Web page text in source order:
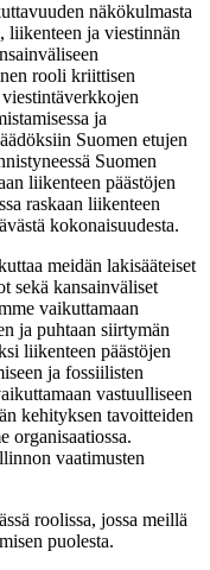
näkökulmasta
liikenteen ja viestinnän
rooli kriittisen
ja
Suomen etujen
Suomen
liikenteen päästöjen
raskaan liikenteen
kokonaisuudesta.
meidän lakisääteiset
sekä kansainväliset
vaikuttamaan
ja puhtaan siirtymän
liikenteen päästöjen
ja fossiilisten
vastuulliseen
kehityksen tavoitteiden
organisaatiossa.
vaatimusten
roolissa, jossa meillä
puolesta.